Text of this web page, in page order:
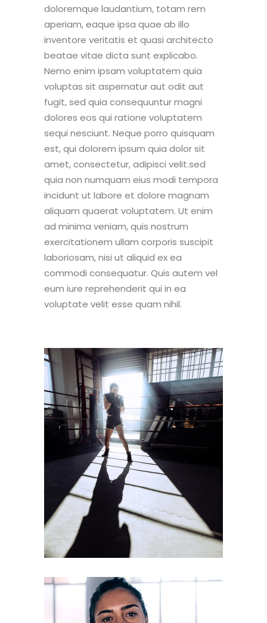
doloremque laudantium, totam rem
aperiam, eaque ipsa quae ab illo
inventore veritatis et quasi architecto
beatae vitae dicta sunt explicabo.
Nemo enim ipsam voluptatem quia
voluptas sit aspernatur aut odit aut
fugit, sed quia consequuntur magni
dolores eos qui ratione voluptatem
sequi nesciunt. Neque porro quisquam
est, qui dolorem ipsum quia dolor sit
amet, consectetur, adipisci velit.sed
quia non numquam eius modi tempora
incidunt ut labore et dolore magnam
aliquam quaerat voluptatem. Ut enim
ad minima veniam, quis nostrum
exercitationem ullam corporis suscipit
laboriosam, nisi ut aliquid ex ea
commodi consequatur. Quis autem vel
eum iure reprehenderit qui in ea
voluptate velit esse quam nihil.